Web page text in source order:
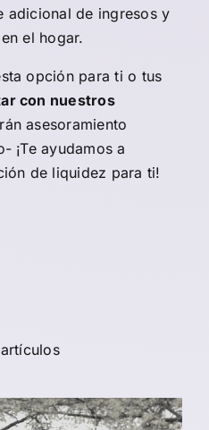
adicional de ingresos y
el hogar.
opción para ti o tus
con nuestros
asesoramiento
¡Te ayudamos a
de liquidez para ti!